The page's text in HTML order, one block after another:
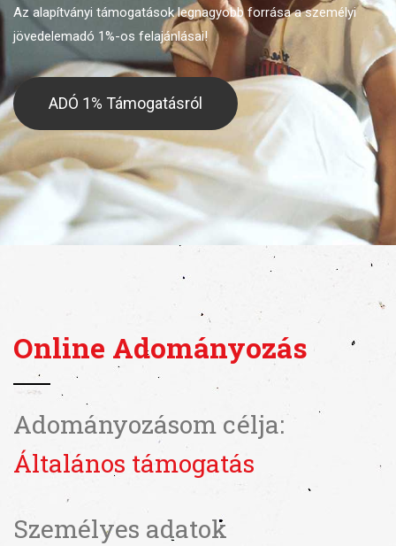
Az alapítványi támogatások legnagyobb forrásaa személyi
jövedelemadó 1%-os felajánlásai!
ADÓ 1% Támogatásról
Online Adományozás
Adományozásom célja:
Általános támogatás
Személyes adatok